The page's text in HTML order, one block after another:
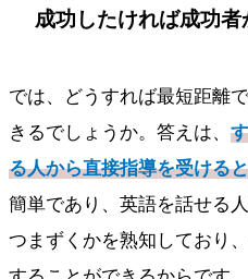
成功したければ成功
では、どうすれば最短距離
きるでしょうか。答えは、
る人から直接指導を受ける
簡単であり、英語を話せる
つまずくかを熟知しており